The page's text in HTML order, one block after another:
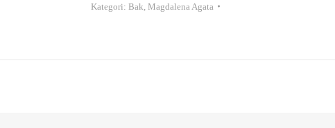
Kategori: Bak, Magdalena Agata